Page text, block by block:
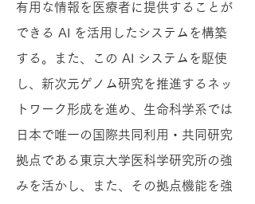
有用な情報を医療者に提供することが
できる AI を活用したシステムを構築
する。また、この AI システムを駆使
し、新次元ゲノム研究を推進するネッ
トワーク形成を進め、生命科学系では
日本で唯一の国際共同利用・共同研究
拠点である東京大学医科学研究所の強
みを活かし、また、その拠点機能を強